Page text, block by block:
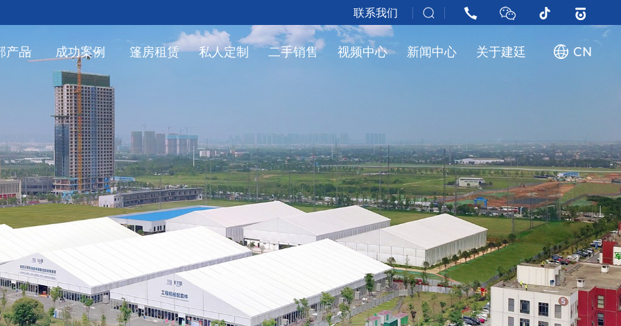
联系我们
产品 成功案例 篷房租赁 私人定制 二手销售 视频中心 新闻中心 关于建廷 CN